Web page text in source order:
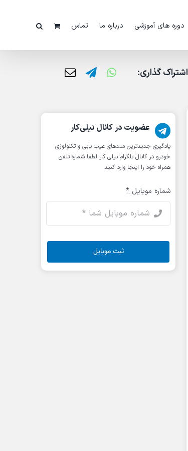
دوره های آموزشی درباره ما تماس
اشتراک گذاری:
عضویت در کانال نیلی‌کار
یادگیری جدیدترین متد‌های عیب یابی‌ و تکنولوژی
خودرو در کانال تلگرام نیلی کار لطفا شماره تلفن
همراه خود را اینجا وارد کنید
شماره موبایل *
ثبت موبایل